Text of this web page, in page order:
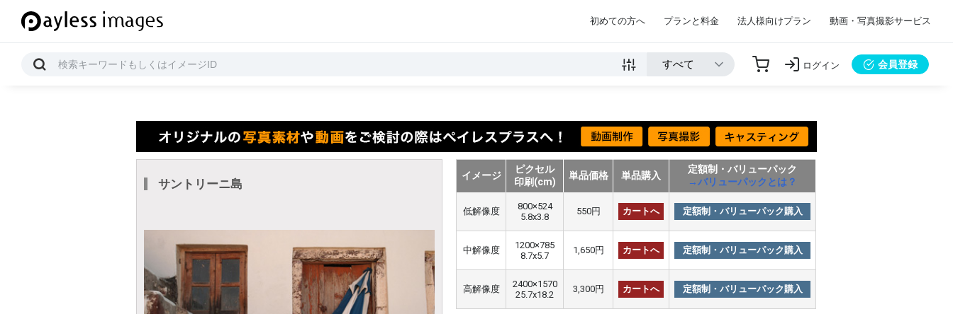
初めての方へ プランと料金 法人様向けプラン 動画・写真撮影サービス
ログイン 会員登録
サントリーニ島
イメージ
ピクセル
印刷(cm)
単品価格 単品購入
定額制・バリューパック
→バリューパックとは？
低解像度
800×524
5.8x3.8
550円 カートへ 定額制・バリューパック購入
中解像度
1200×785
8.7x5.7
1,650円 カートへ 定額制・バリューパック購入
高解像度
2400×1570
25.7x18.2
3,300円 カートへ 定額制・バリューパック購入